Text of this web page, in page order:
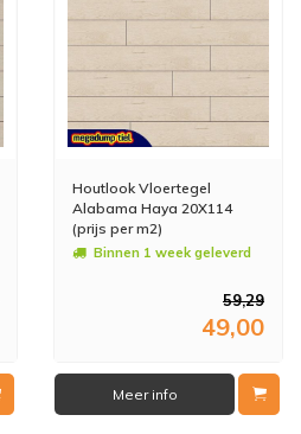
Houtlook Vloertegel
Alabama Haya 20X114
(prijs per m2)
Binnen 1 week geleverd
59,29
49,00
Meer info